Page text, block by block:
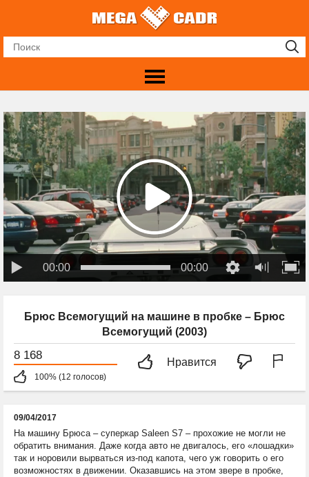
00:00 00:00
Брюс Всемогущий на машине в пробке – Брюс
Всемогущий (2003)
8 168
100% (12 голосов)
Нравится
09/04/2017
На машину Брюса – суперкар Saleen S7 – прохожие не могли не
обратить внимания. Даже когда авто не двигалось, его «лошадки»
так и норовили вырваться из-под капота, чего уж говорить о его
возможностях в движении. Оказавшись на этом звере в пробке,